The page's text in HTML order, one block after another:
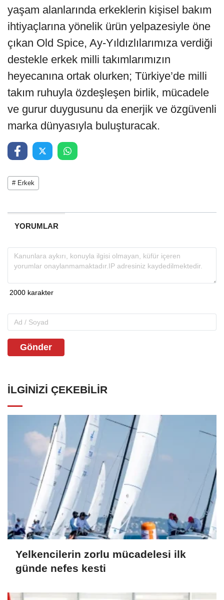
yaşam alanlarında erkeklerin kişisel bakım
ihtiyaçlarına yönelik ürün yelpazesiyle öne
çıkan Old Spice, Ay-Yıldızlılarımıza verdiği
destekle erkek milli takımlarımızın
heyecanına ortak olurken; Türkiye’de milli
takım ruhuyla özdeşleşen birlik, mücadele
ve gurur duygusunu da enerjik ve özgüvenli
marka dünyasıyla buluşturacak.
# Erkek
YORUMLAR
Gönder
İLGINIZI ÇEKEBILIR
Yelkencilerin zorlu mücadelesi ilk
günde nefes kesti